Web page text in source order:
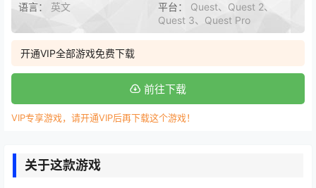
语言： 英文 平台： Quest、Quest 2、
Quest 3、Quest Pro
开通VIP全部游戏免费下载
前往下载
VIP专享游戏，请开通VIP后再下载这个游戏！
关于这款游戏